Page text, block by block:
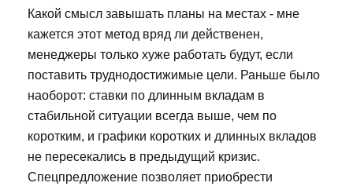
Какой смысл завышать планы на местах - мне
кажется этот метод вряд ли действенен,
менеджеры только хуже работать будут, если
поставить труднодостижимые цели. Раньше было
наоборот: ставки по длинным вкладам в
стабильной ситуации всегда выше, чем по
коротким, и графики коротких и длинных вкладов
не пересекались в предыдущий кризис.
Спецпредложение позволяет приобрести